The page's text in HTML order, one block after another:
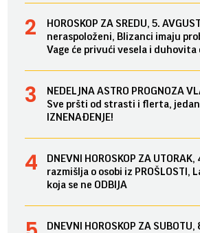
HOROSKOP ZA SREDU, 5.
neraspoloženi, Blizanci imaju
Vage će privući vesela i duhovita
NEDELJNA ASTRO PROGNOZA
Sve pršti od strasti i flerta, jedan
IZNENAĐENJE!
DNEVNI HOROSKOP ZA
razmišlja o osobi iz PROŠLOSTI,
koja se ne ODBIJA
DNEVNI HOROSKOP ZA